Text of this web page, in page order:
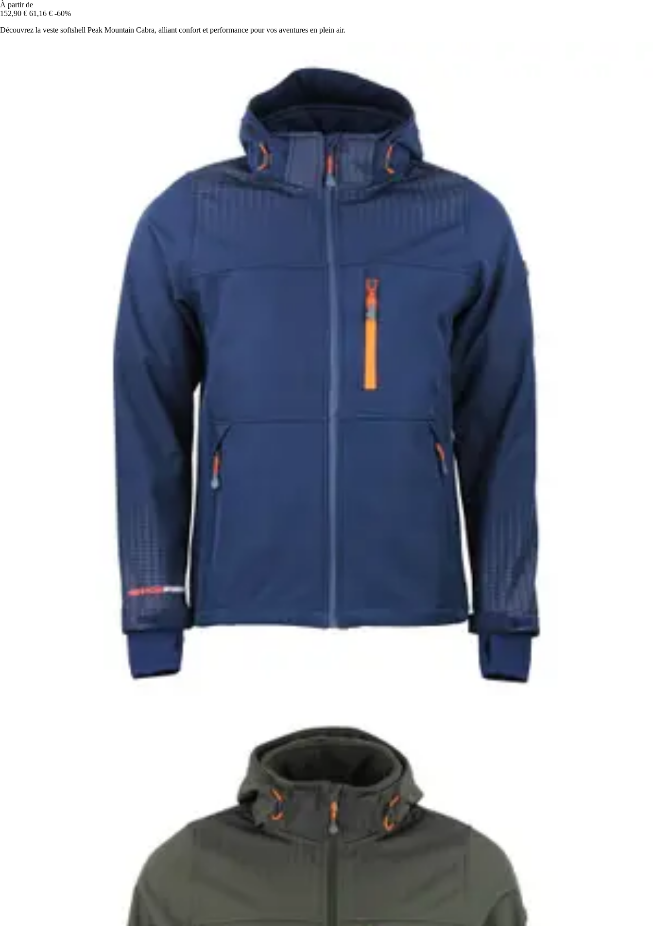
À partir de
152,90 € 61,16 € -60%
Découvrez la veste softshell Peak Mountain Cabra, alliant confort et performance pour vos aventures en plein air.